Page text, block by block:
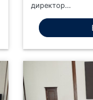
директор...